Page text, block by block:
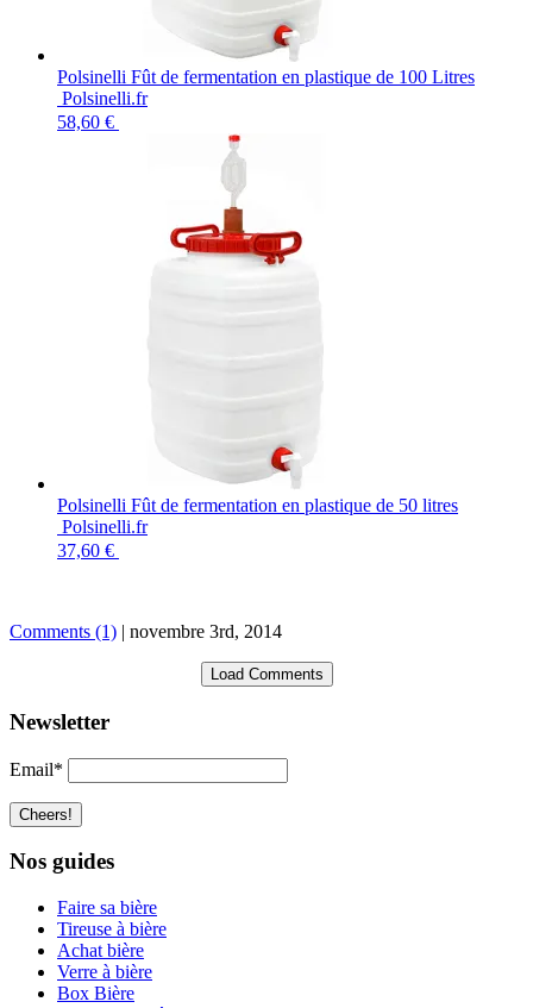
Polsinelli Fût de fermentation en plastique de 100 Litres
Polsinelli.fr
58,60 €
Polsinelli Fût de fermentation en plastique de 50 litres
Polsinelli.fr
37,60 €
Comments (1) | novembre 3rd, 2014
Load Comments
Newsletter
Email*
Nos guides
Faire sa bière
Tireuse à bière
Achat bière
Verre à bière
Box Bière